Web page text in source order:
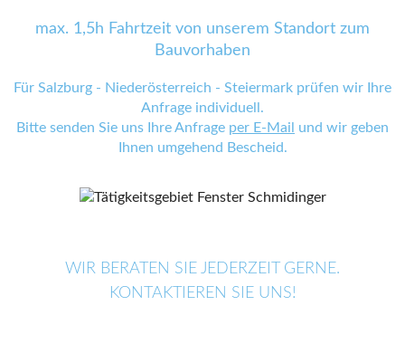
max. 1,5h Fahrtzeit von unserem Standort zum
Bauvorhaben
Für Salzburg - Niederösterreich - Steiermark prüfen wir Ihre
Anfrage individuell.
Bitte senden Sie uns Ihre Anfrage per E-Mail
und wir geben
Ihnen umgehend Bescheid.
WIR BERATEN SIE JEDERZEIT GERNE.
KONTAKTIEREN SIE UNS!